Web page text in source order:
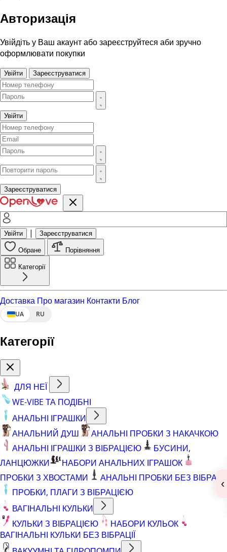
Авторизація
Увійдіть у Ваш акаунт або зареєструйтеся аби зручно
оформлювати покупки
Увійти Зареєструватися
Увійти
Зареєструватися
Увійти | Зареєструватися
Обране Порівняння
Категорії
Доставка Про магазин Контакти Блог
UA RU
Категорії
ДЛЯ НЕЇ
WE-VIBE ТА ПОДІБНІ
АНАЛЬНІ ІГРАШКИ
АНАЛЬНИЙ ДУШ
АНАЛЬНІ ПРОБКИ З НАКАЧКОЮ
АНАЛЬНІ ІГРАШКИ З ВІБРАЦІЄЮ
БУСИНИ,
ЛАНЦЮЖКИ
НАБОРИ АНАЛЬНИХ ІГРАШОК
ПРОБКИ З ХВОСТАМИ
АНАЛЬНІ ПРОБКИ БЕЗ ВІБРАЦІЇ
ПРОБКИ, ПЛАГИ З ВІБРАЦІЄЮ
ВАГІНАЛЬНІ КУЛЬКИ
КУЛЬКИ З ВІБРАЦІЄЮ
НАБОРИ КУЛЬОК
ВАГІНАЛЬНІ КУЛЬКИ БЕЗ ВІБРАЦІЇ
‹